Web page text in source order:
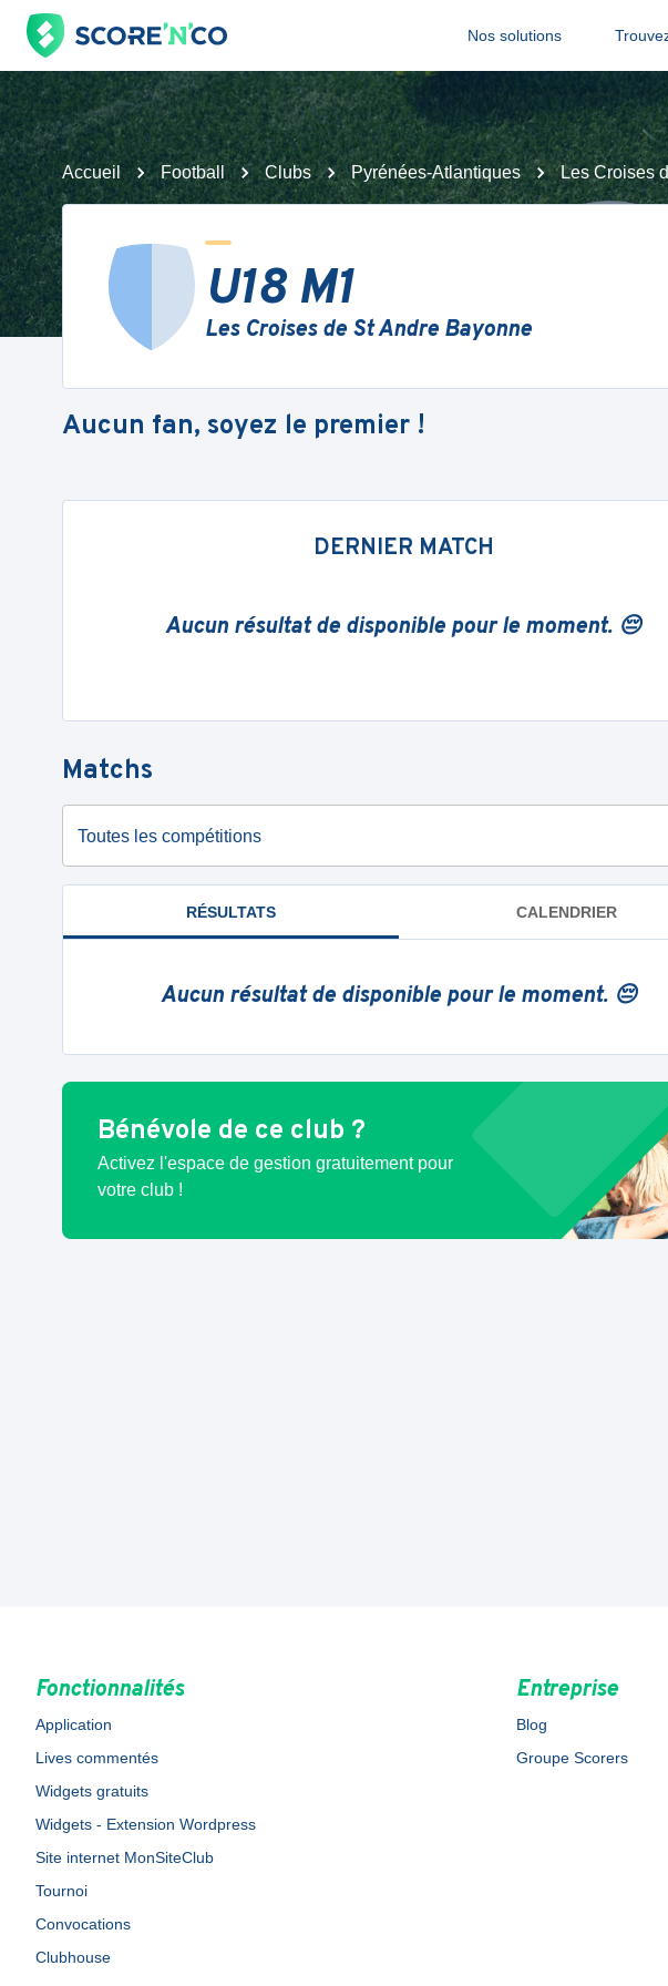
Nos solutions
Accueil Football Clubs Pyrénées-Atlantiques Les Croises
U18 M1
Les Croises de St Andre Bayonne
Aucun fan, soyez le premier !
DERNIER MATCH
Aucun résultat de disponible pour le moment. 😔
Matchs
Toutes les compétitions
RÉSULTATS CALENDRIER
Aucun résultat de disponible pour le moment. 😔
Bénévole de ce club ?
Activez l'espace de gestion gratuitement pour
votre club !
Fonctionnalités
Application
Lives commentés
Widgets gratuits
Widgets - Extension Wordpress
Site internet MonSiteClub
Tournoi
Convocations
Clubhouse
Entreprise
Blog
Groupe Scorers